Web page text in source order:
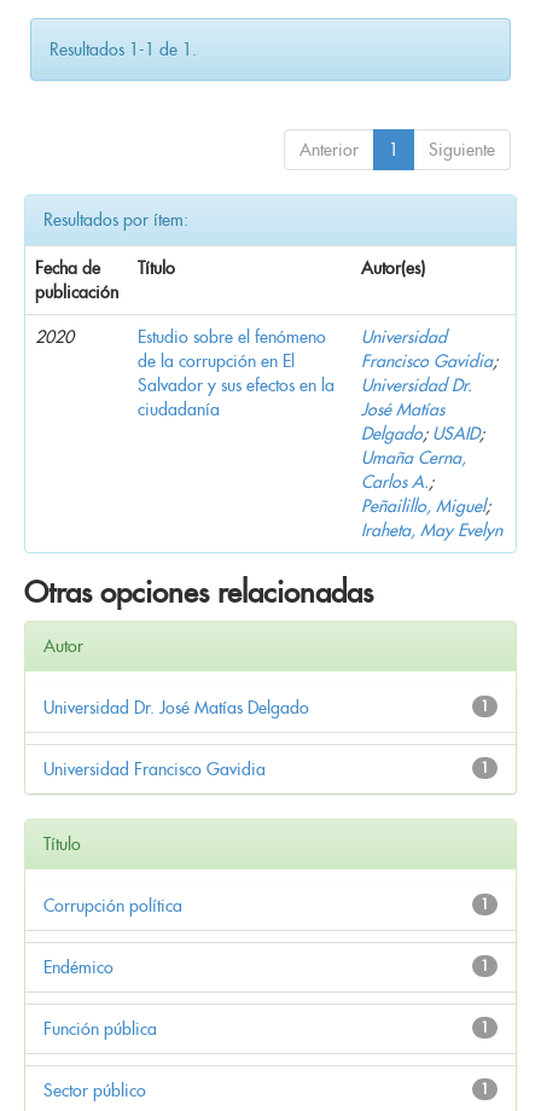
Resultados 1-1 de 1.
Anterior 1 Siguiente
Resultados por ítem:
Fecha de
publicación
Título Autor(es)
2020
Estudio sobre el fenómeno
de la corrupción en El
Salvador y sus efectos en la
ciudadanía
Universidad
Francisco Gavidia;
Universidad Dr.
José Matías
Delgado; USAID;
Umaña Cerna,
Carlos A.;
Peñailillo, Miguel;
Iraheta, May Evelyn
Otras opciones relacionadas
Autor
1
Universidad Dr. José Matías Delgado
1
Universidad Francisco Gavidia
Título
1
Corrupción política
1
Endémico
1
Función pública
1
Sector público